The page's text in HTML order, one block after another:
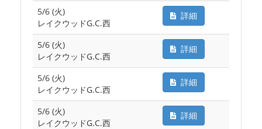
5/6 (火)
レイクウッドG.C.西
詳細
5/6 (火)
レイクウッドG.C.西
詳細
5/6 (火)
レイクウッドG.C.西
詳細
5/6 (火)
レイクウッドG.C.西
詳細